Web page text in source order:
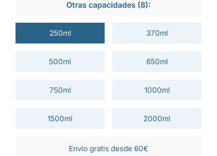
Otras capacidades (8):
250ml 370ml
500ml 650ml
750ml 1000ml
1500ml 2000ml
Envío gratis desde 60€